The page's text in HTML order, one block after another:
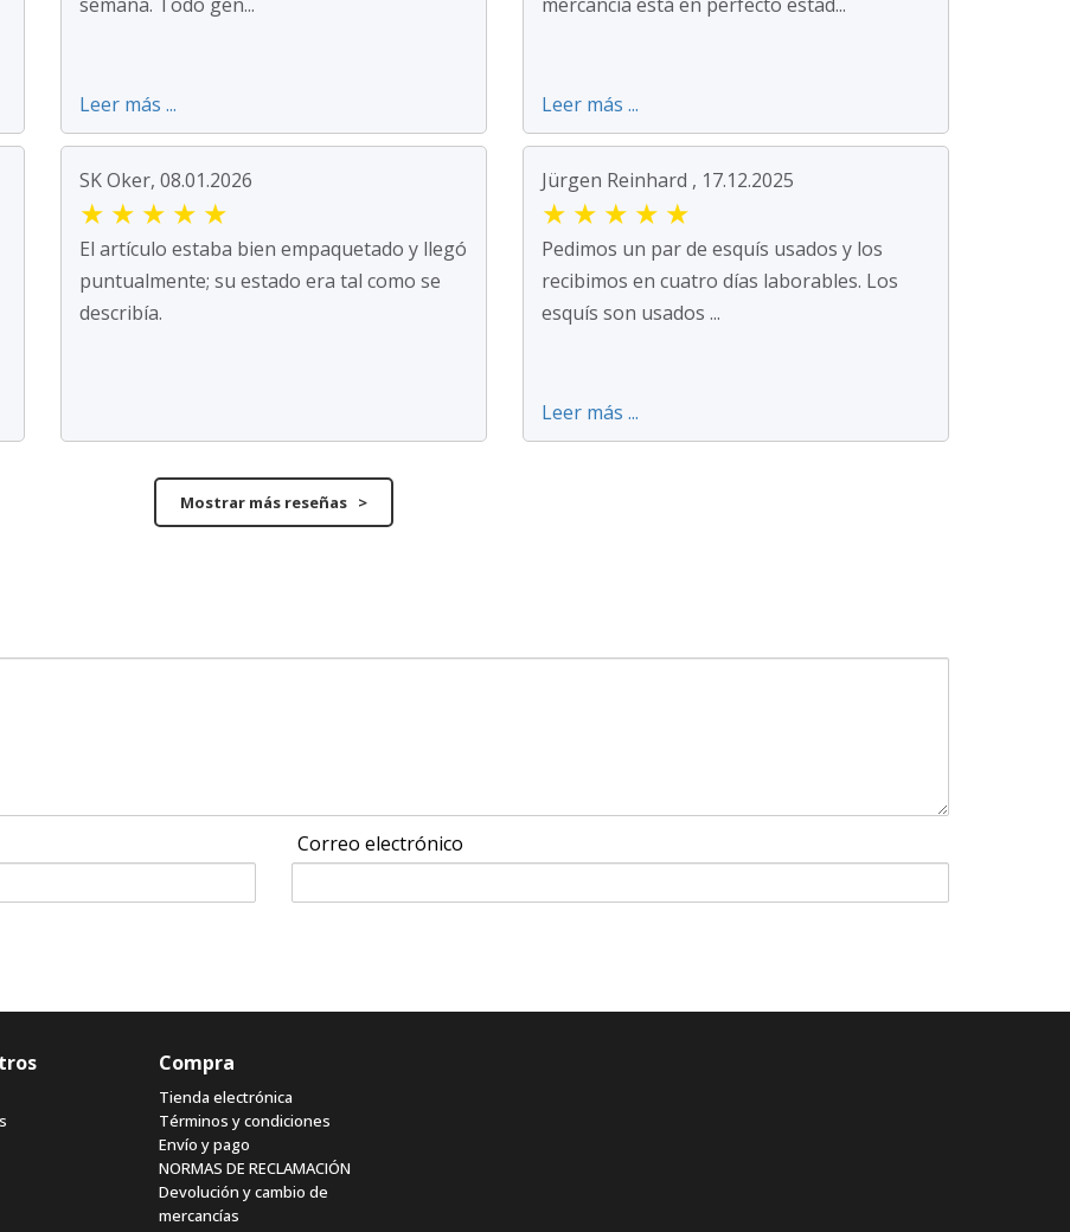
Leer más ... Leer más ...
SK Oker, 08.01.2026
★ ★ ★ ★ ★
El artículo estaba bien empaquetado y llegó
puntualmente; su estado era tal como se
describía.
Jürgen Reinhard , 17.12.2025
★ ★ ★ ★ ★
Pedimos un par de esquís usados y los
recibimos en cuatro días laborables. Los
esquís son usados ...
Leer más ...
Mostrar más reseñas >
Correo electrónico
Compra
Tienda electrónica
Términos y condiciones
Envío y pago
NORMAS DE RECLAMACIÓN
Devolución y cambio de
mercancías